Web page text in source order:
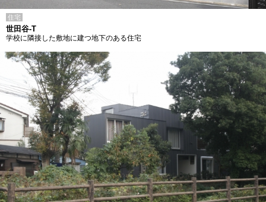
住宅
世田谷-T
学校に隣接した敷地に建つ地下のある住宅